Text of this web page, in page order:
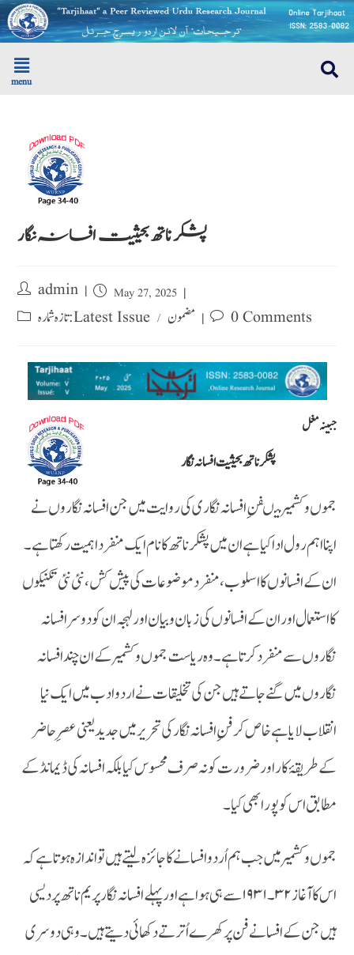
menu
پشکر ناتھ بحیثیت افسانہ نگار
admin May 27, 2025
تازہ شمارہ : Latest Issue / مضمون 0 Comments
جبینہ مغل
پشکر ناتھ بحیثیت افسانہ نگار
جموں وکشمیر میںفن ِ افسانہ نگاری کی روایت میں جن افسانہ نگاروں نے
اپنا اہم رول ادا کیا ہے ان میں پشکر ناتھ کا نام ایک منفرد اہمیت رکھتا ہے۔
ان کے افسانوں کا اسلوب ،منفرد موضوعات کی پیش کش ، نئی نئی تکنیکوں
کا استعمال اور ان کے افسانوں کی زبان و بیان اور لہجہ ان کو دوسر افسانہ
نگاروں سے منفرد کرتا ہے ۔وہ ریاست جموں و کشمیر کے ان چند افسانہ
نگاروں میں گنے جاتے ہیں جن کی تخلیقات نے اردو ادب میں ایک نیا
انقلاب لایا ہے خاص کر فن ِ افسانہ نگار کی تحریر میں جدید یعنی عصرِ حاضر
کے طریقۂ کار اور ضرورت کو نہ صرف محسوس کیا بلکہ افسانہ کی ڈیمانڈ کے
مطابق اس کو پورا بھی کیا ۔
جموں و کشمیر میں جب ہم اُردو افسانے کاجائزہ لیتے ہیں تو اندازہ ہوتا ہے کہ
اس کا آغاز ۳۲۔۱۹۳۱ سے ہی ہوا ہے اور پہلے افسانہ نگار پریم ناتھ پر دیسی
ہیں جن کے افسانے فن پر کھرے اُترتے دکھائی دیتے ہیں ۔ وہی دوسری